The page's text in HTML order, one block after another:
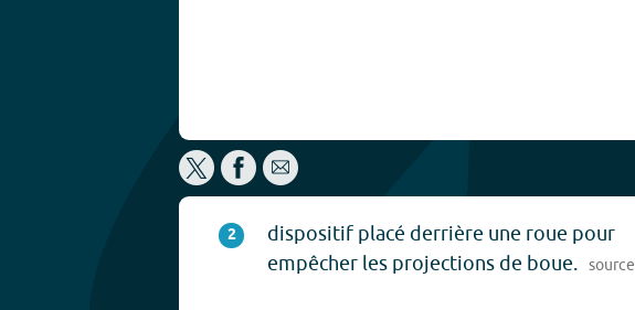
2
dispositif placé derrière une roue pour
empêcher les projections de boue. source